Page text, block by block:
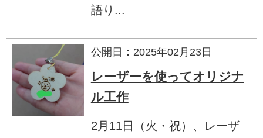
語り...
公開日：2025年02月23日
レーザーを使ってオリジナ
ル工作
2月11日（火・祝）、レーザ